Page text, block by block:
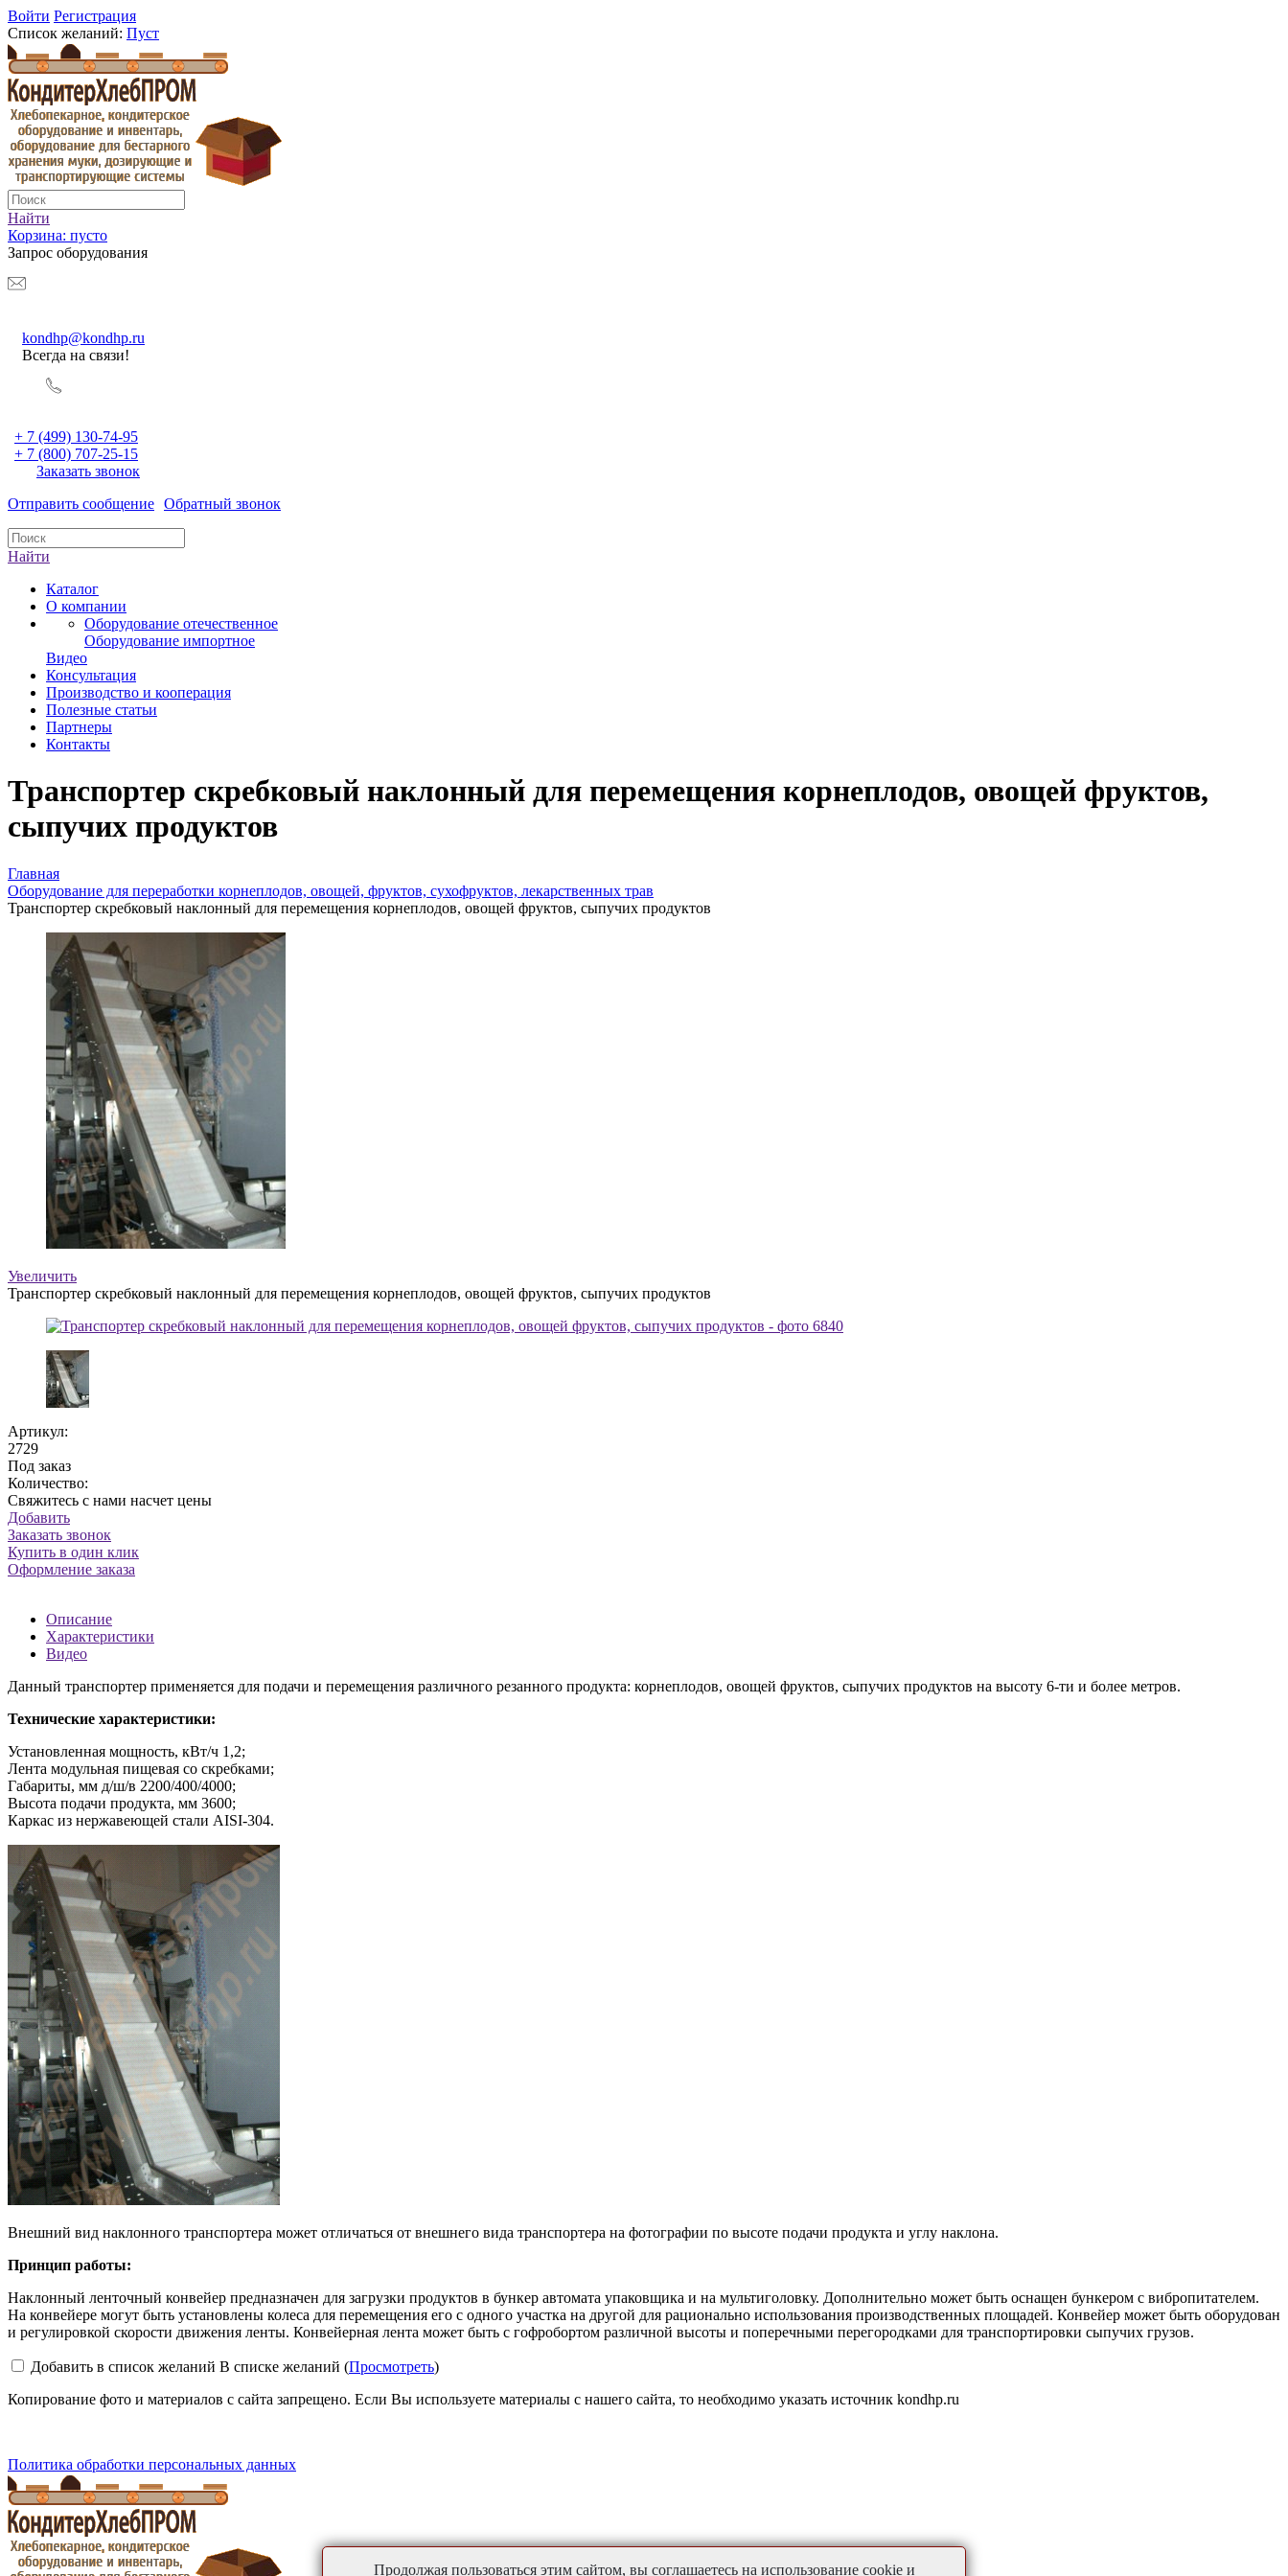
Войти Регистрация
Список желаний: Пуст
Найти
Корзина: пусто
Запрос оборудования
kondhp@kondhp.ru
Всегда на связи!
+ 7 (499) 130-74-95
+ 7 (800) 707-25-15
Заказать звонок
Отправить сообщение Обратный звонок
Найти
Каталог
О компании
Оборудование отечественное
Оборудование импортное
Видео
Консультация
Производство и кооперация
Полезные статьи
Партнеры
Контакты
Транспортер скребковый наклонный для перемещения корнеплодов, овощей фруктов,
сыпучих продуктов
Главная
Оборудование для переработки корнеплодов, овощей, фруктов, сухофруктов, лекарственных трав
Транспортер скребковый наклонный для перемещения корнеплодов, овощей фруктов, сыпучих продуктов
Увеличить
Транспортер скребковый наклонный для перемещения корнеплодов, овощей фруктов, сыпучих продуктов
Артикул:
2729
Под заказ
Количество:
Свяжитесь с нами насчет цены
Добавить
Заказать звонок
Купить в один клик
Оформление заказа
Описание
Характеристики
Видео
Данный транспортер применяется для подачи и перемещения различного резанного продукта: корнеплодов, овощей фруктов, сыпучих продуктов на высоту 6-ти и более метров.
Технические характеристики:
Установленная мощность, кВт/ч 1,2;
Лента модульная пищевая со скребками;
Габариты, мм д/ш/в 2200/400/4000;
Высота подачи продукта, мм 3600;
Каркас из нержавеющей стали AISI-304.
Внешний вид наклонного транспортера может отличаться от внешнего вида транспортера на фотографии по высоте подачи продукта и углу наклона.
Принцип работы:
Наклонный ленточный конвейер предназначен для загрузки продуктов в бункер автомата упаковщика и на мультиголовку. Дополнительно может быть оснащен бункером с вибропитателем.
На конвейере могут быть установлены колеса для перемещения его с одного участка на другой для рационально использования производственных площадей. Конвейер может быть оборудован
и регулировкой скорости движения ленты. Конвейерная лента может быть с гофробортом различной высоты и поперечными перегородками для транспортировки сыпучих грузов.
Добавить в список желаний В списке желаний (Просмотреть)
Копирование фото и материалов с сайта запрещено. Если Вы используете материалы с нашего сайта, то необходимо указать источник kondhp.ru
Политика обработки персональных данных
Продолжая пользоваться этим сайтом, вы соглашаетесь на использование cookie и